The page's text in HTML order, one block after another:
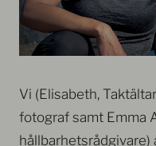
Vi (Elisabeth,
fotograf samt Emma